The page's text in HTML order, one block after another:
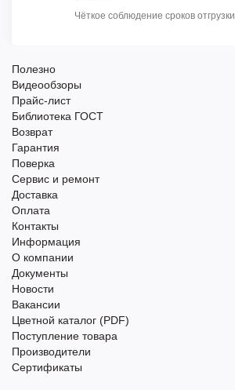
Чёткое соблюдение сроков отгрузки
Полезно
Видеообзоры
Прайс-лист
Библиотека ГОСТ
Возврат
Гарантия
Поверка
Сервис и ремонт
Доставка
Оплата
Контакты
Информация
О компании
Документы
Новости
Вакансии
Цветной каталог (PDF)
Поступление товара
Производители
Сертификаты